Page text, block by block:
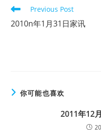
Read
articles
Previous Post
2010n年1月31日家讯
你可能也喜欢
2011年12